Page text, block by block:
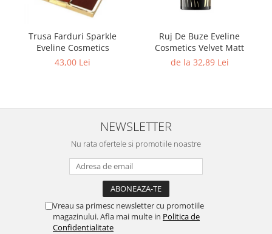
Trusa Farduri Sparkle
Eveline Cosmetics
43,00 Lei
Ruj De Buze Eveline
Cosmetics Velvet Matt
de la 32,89 Lei
NEWSLETTER
Nu rata ofertele si promotiile noastre
Vreau sa primesc newsletter cu promotiile
magazinului. Afla mai multe in Politica de
Confidentialitate